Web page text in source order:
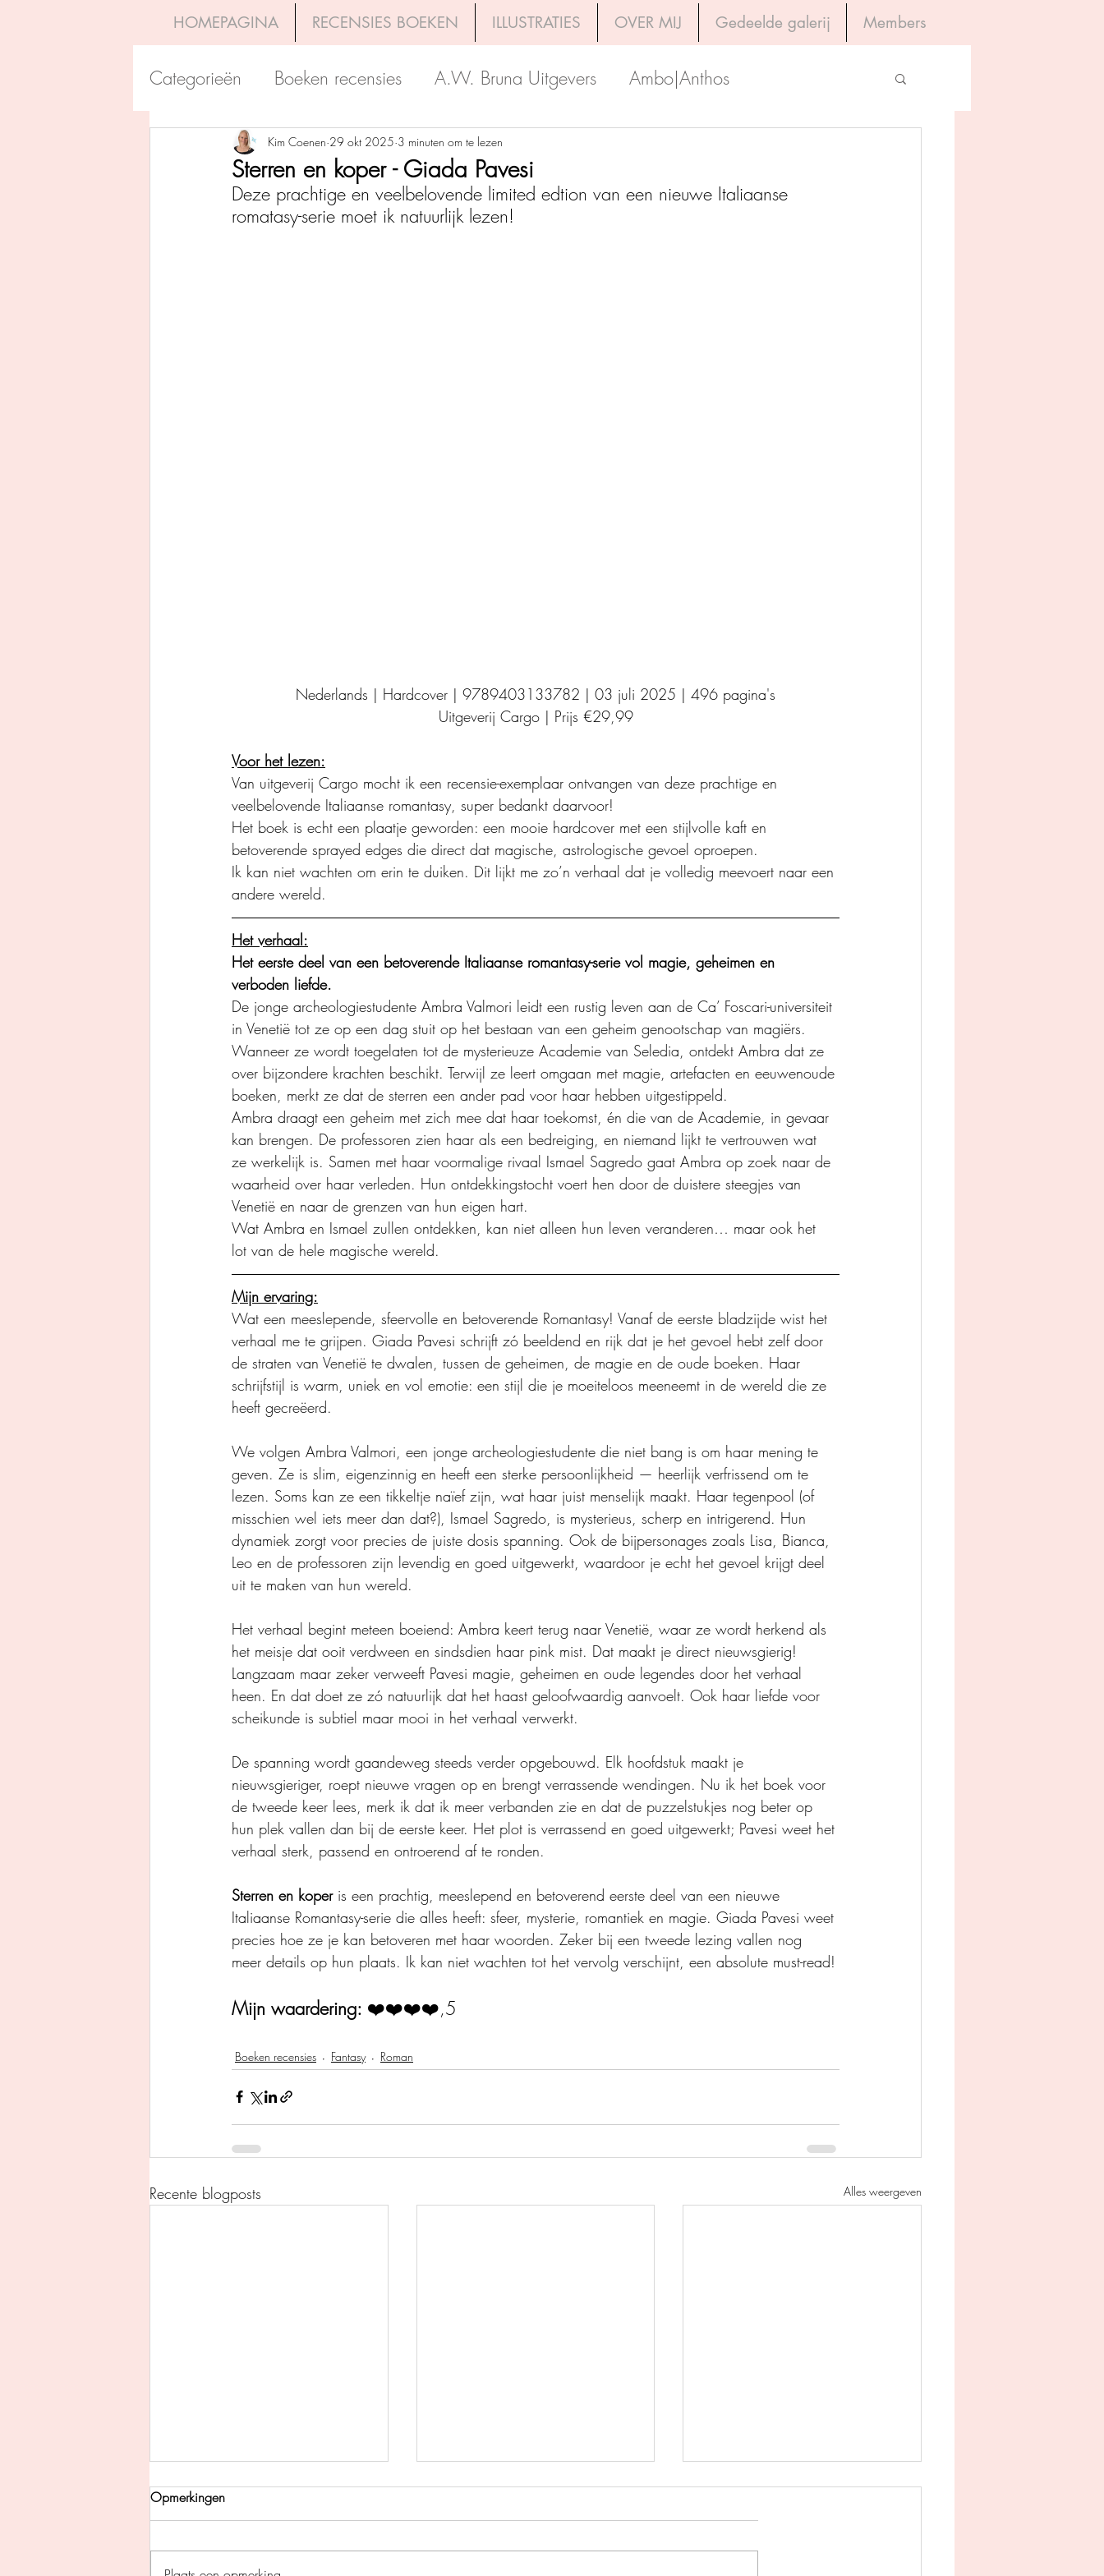
HOMEPAGINA RECENSIES BOEKEN ILLUSTRATIES OVER MIJ Gedeelde galerij Members
Categorieën Boeken recensies A.W. Bruna Uitgevers Ambo|Anthos
Uitgeverij Pelckmans Boekerij Uitgeverij Luitingh-Sijthoff
Overamstel Uitgevers Godijn Publishing
Sterren en koper - Giada Pavesi
Kim Coenen 29 okt 2025 3 minuten om te lezen
Deze prachtige en veelbelovende limited edtion van een nieuwe Italiaanse
romatasy-serie moet ik natuurlijk lezen!
Nederlands | Hardcover | 9789403133782 | 03 juli 2025 | 496 pagina's
Uitgeverij Cargo | Prijs €29,99
Voor het lezen:
Van uitgeverij Cargo mocht ik een recensie-exemplaar ontvangen van deze prachtige en
veelbelovende Italiaanse romantasy, super bedankt daarvoor!
Het boek is echt een plaatje geworden: een mooie hardcover met een stijlvolle kaft en
betoverende sprayed edges die direct dat magische, astrologische gevoel oproepen.
Ik kan niet wachten om erin te duiken. Dit lijkt me zo’n verhaal dat je volledig meevoert naar een
andere wereld.
Het verhaal:
Het eerste deel van een betoverende Italiaanse romantasy-serie vol magie, geheimen en
verboden liefde.
De jonge archeologiestudente Ambra Valmori leidt een rustig leven aan de Ca’ Foscari-universiteit
in Venetië tot ze op een dag stuit op het bestaan van een geheim genootschap van magiërs.
Wanneer ze wordt toegelaten tot de mysterieuze Academie van Seledia, ontdekt Ambra dat ze
over bijzondere krachten beschikt. Terwijl ze leert omgaan met magie, artefacten en eeuwenoude
boeken, merkt ze dat de sterren een ander pad voor haar hebben uitgestippeld.
Ambra draagt een geheim met zich mee dat haar toekomst, én die van de Academie, in gevaar
kan brengen. De professoren zien haar als een bedreiging, en niemand lijkt te vertrouwen wat
ze werkelijk is. Samen met haar voormalige rivaal Ismael Sagredo gaat Ambra op zoek naar de
waarheid over haar verleden. Hun ontdekkingstocht voert hen door de duistere steegjes van
Venetië en naar de grenzen van hun eigen hart.
Wat Ambra en Ismael zullen ontdekken, kan niet alleen hun leven veranderen… maar ook het
lot van de hele magische wereld.
Mijn ervaring:
Wat een meeslepende, sfeervolle en betoverende Romantasy! Vanaf de eerste bladzijde wist het
verhaal me te grijpen. Giada Pavesi schrijft zó beeldend en rijk dat je het gevoel hebt zelf door
de straten van Venetië te dwalen, tussen de geheimen, de magie en de oude boeken. Haar
schrijfstijl is warm, uniek en vol emotie: een stijl die je moeiteloos meeneemt in de wereld die ze
heeft gecreëerd.
We volgen Ambra Valmori, een jonge archeologiestudente die niet bang is om haar mening te
geven. Ze is slim, eigenzinnig en heeft een sterke persoonlijkheid — heerlijk verfrissend om te
lezen. Soms kan ze een tikkeltje naïef zijn, wat haar juist menselijk maakt. Haar tegenpool (of
misschien wel iets meer dan dat?), Ismael Sagredo, is mysterieus, scherp en intrigerend. Hun
dynamiek zorgt voor precies de juiste dosis spanning. Ook de bijpersonages zoals Lisa, Bianca,
Leo en de professoren zijn levendig en goed uitgewerkt, waardoor je echt het gevoel krijgt deel
uit te maken van hun wereld.
Het verhaal begint meteen boeiend: Ambra keert terug naar Venetië, waar ze wordt herkend als
het meisje dat ooit verdween en sindsdien haar pink mist. Dat maakt je direct nieuwsgierig!
Langzaam maar zeker verweeft Pavesi magie, geheimen en oude legendes door het verhaal
heen. En dat doet ze zó natuurlijk dat het haast geloofwaardig aanvoelt. Ook haar liefde voor
scheikunde is subtiel maar mooi in het verhaal verwerkt.
De spanning wordt gaandeweg steeds verder opgebouwd. Elk hoofdstuk maakt je
nieuwsgieriger, roept nieuwe vragen op en brengt verrassende wendingen. Nu ik het boek voor
de tweede keer lees, merk ik dat ik meer verbanden zie en dat de puzzelstukjes nog beter op
hun plek vallen dan bij de eerste keer. Het plot is verrassend en goed uitgewerkt; Pavesi weet het
verhaal sterk, passend en ontroerend af te ronden.
Sterren en koper is een prachtig, meeslepend en betoverend eerste deel van een nieuwe
Italiaanse Romantasy-serie die alles heeft: sfeer, mysterie, romantiek en magie. Giada Pavesi weet
precies hoe ze je kan betoveren met haar woorden. Zeker bij een tweede lezing vallen nog
meer details op hun plaats. Ik kan niet wachten tot het vervolg verschijnt, een absolute must-read!
Mijn waardering: ❤️❤️❤️❤️,5
Boeken recensies Fantasy Roman
Recente blogposts Alles weergeven
Opmerkingen